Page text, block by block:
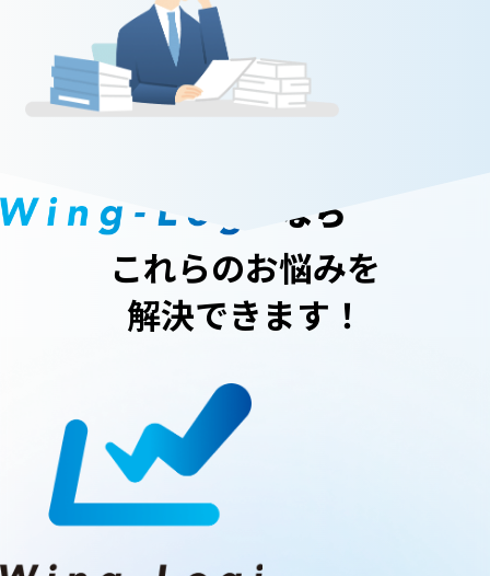
これらのお悩みを
解決できます！